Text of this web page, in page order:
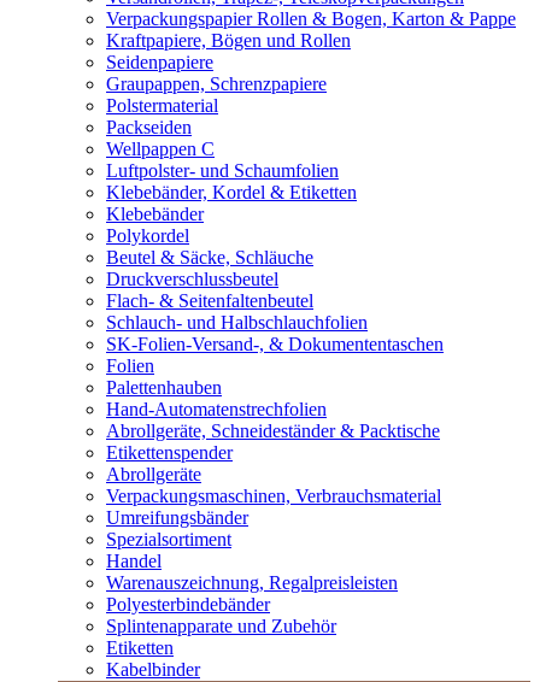
Verpackungspapier Rollen & Bogen, Karton & Pappe
Kraftpapiere, Bögen und Rollen
Seidenpapiere
Graupappen, Schrenzpapiere
Polstermaterial
Packseiden
Wellpappen C
Luftpolster- und Schaumfolien
Klebebänder, Kordel & Etiketten
Klebebänder
Polykordel
Beutel & Säcke, Schläuche
Druckverschlussbeutel
Flach- & Seitenfaltenbeutel
Schlauch- und Halbschlauchfolien
SK-Folien-Versand-, & Dokumententaschen
Folien
Palettenhauben
Hand-Automatenstrechfolien
Abrollgeräte, Schneideständer & Packtische
Etikettenspender
Abrollgeräte
Verpackungsmaschinen, Verbrauchsmaterial
Umreifungsbänder
Spezialsortiment
Handel
Warenauszeichnung, Regalpreisleisten
Polyesterbindebänder
Splintenapparate und Zubehör
Etiketten
Kabelbinder